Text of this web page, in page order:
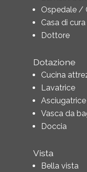
Ospedale /
Casa di cura
Dottore
Dotazione
Cucina
Lavatrice
Asciugatrice
Vasca da
Doccia
Vista
Bella vista